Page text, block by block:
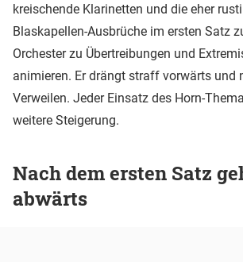
kreischende Klarinetten und die eher
Blaskapellen-Ausbrüche im ersten Satz
Orchester zu Übertreibungen und
animieren. Er drängt straff vorwärts und
Verweilen. Jeder Einsatz des Horn-
weitere Steigerung.
Nach dem ersten Satz
abwärts